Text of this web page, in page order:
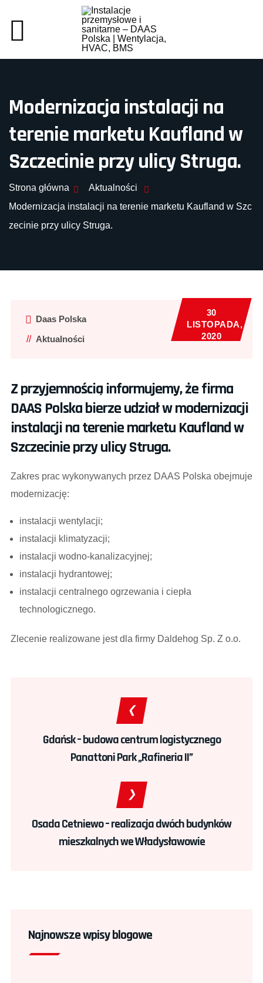
Modernizacja instalacji na
terenie marketu Kaufland w
Szczecinie przy ulicy Struga.
Strona główna
Aktualności
Modernizacja instalacji na terenie marketu Kaufland w Szc
zecinie przy ulicy Struga.
Daas Polska
Aktualności
30
LISTOPADA,
2020
Z przyjemnością informujemy, że firma
DAAS Polska bierze udział w modernizacji
instalacji na terenie marketu Kaufland w
Szczecinie przy ulicy Struga.
Zakres prac wykonywanych przez DAAS Polska obejmuje
modernizację:
instalacji wentylacji;
instalacji klimatyzacji;
instalacji wodno-kanalizacyjnej;
instalacji hydrantowej;
instalacji centralnego ogrzewania i ciepła
technologicznego.
Zlecenie realizowane jest dla firmy Daldehog Sp. Z o.o.
Gdańsk – budowa centrum logistycznego
Panattoni Park „Rafineria II”
Osada Cetniewo – realizacja dwóch budynków
mieszkalnych we Władysławowie
Najnowsze wpisy blogowe